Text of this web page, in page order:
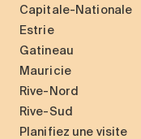
Capitale-Nationale
Estrie
Gatineau
Mauricie
Rive-Nord
Rive-Sud
Planifiez une visite